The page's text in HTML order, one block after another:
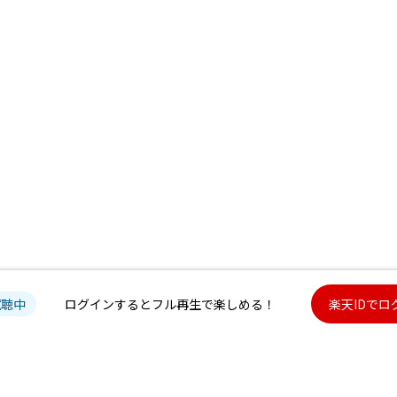
中 ログインするとフル再生で楽しめる！ 楽天IDでロ